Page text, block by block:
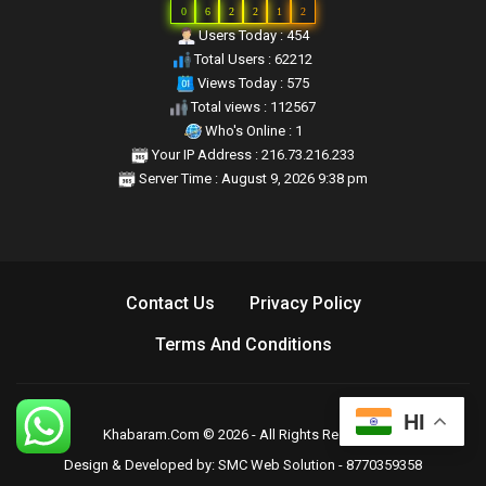
0 6 2 2 1 2
Users Today : 454
Total Users : 62212
Views Today : 575
Total views : 112567
Who's Online : 1
Your IP Address : 216.73.216.233
Server Time : August 9, 2026 9:38 pm
Contact Us
Privacy Policy
Terms And Conditions
Khabaram.Com © 2026 - All Rights Reserved.
Design & Developed by: SMC Web Solution - 8770359358
HI